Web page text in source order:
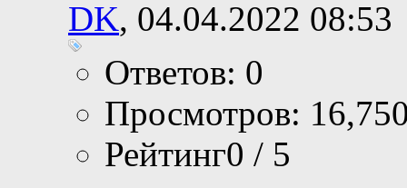
DK, 04.04.2022 08:53
Ответов: 0
Просмотров:
Рейтинг0 / 5